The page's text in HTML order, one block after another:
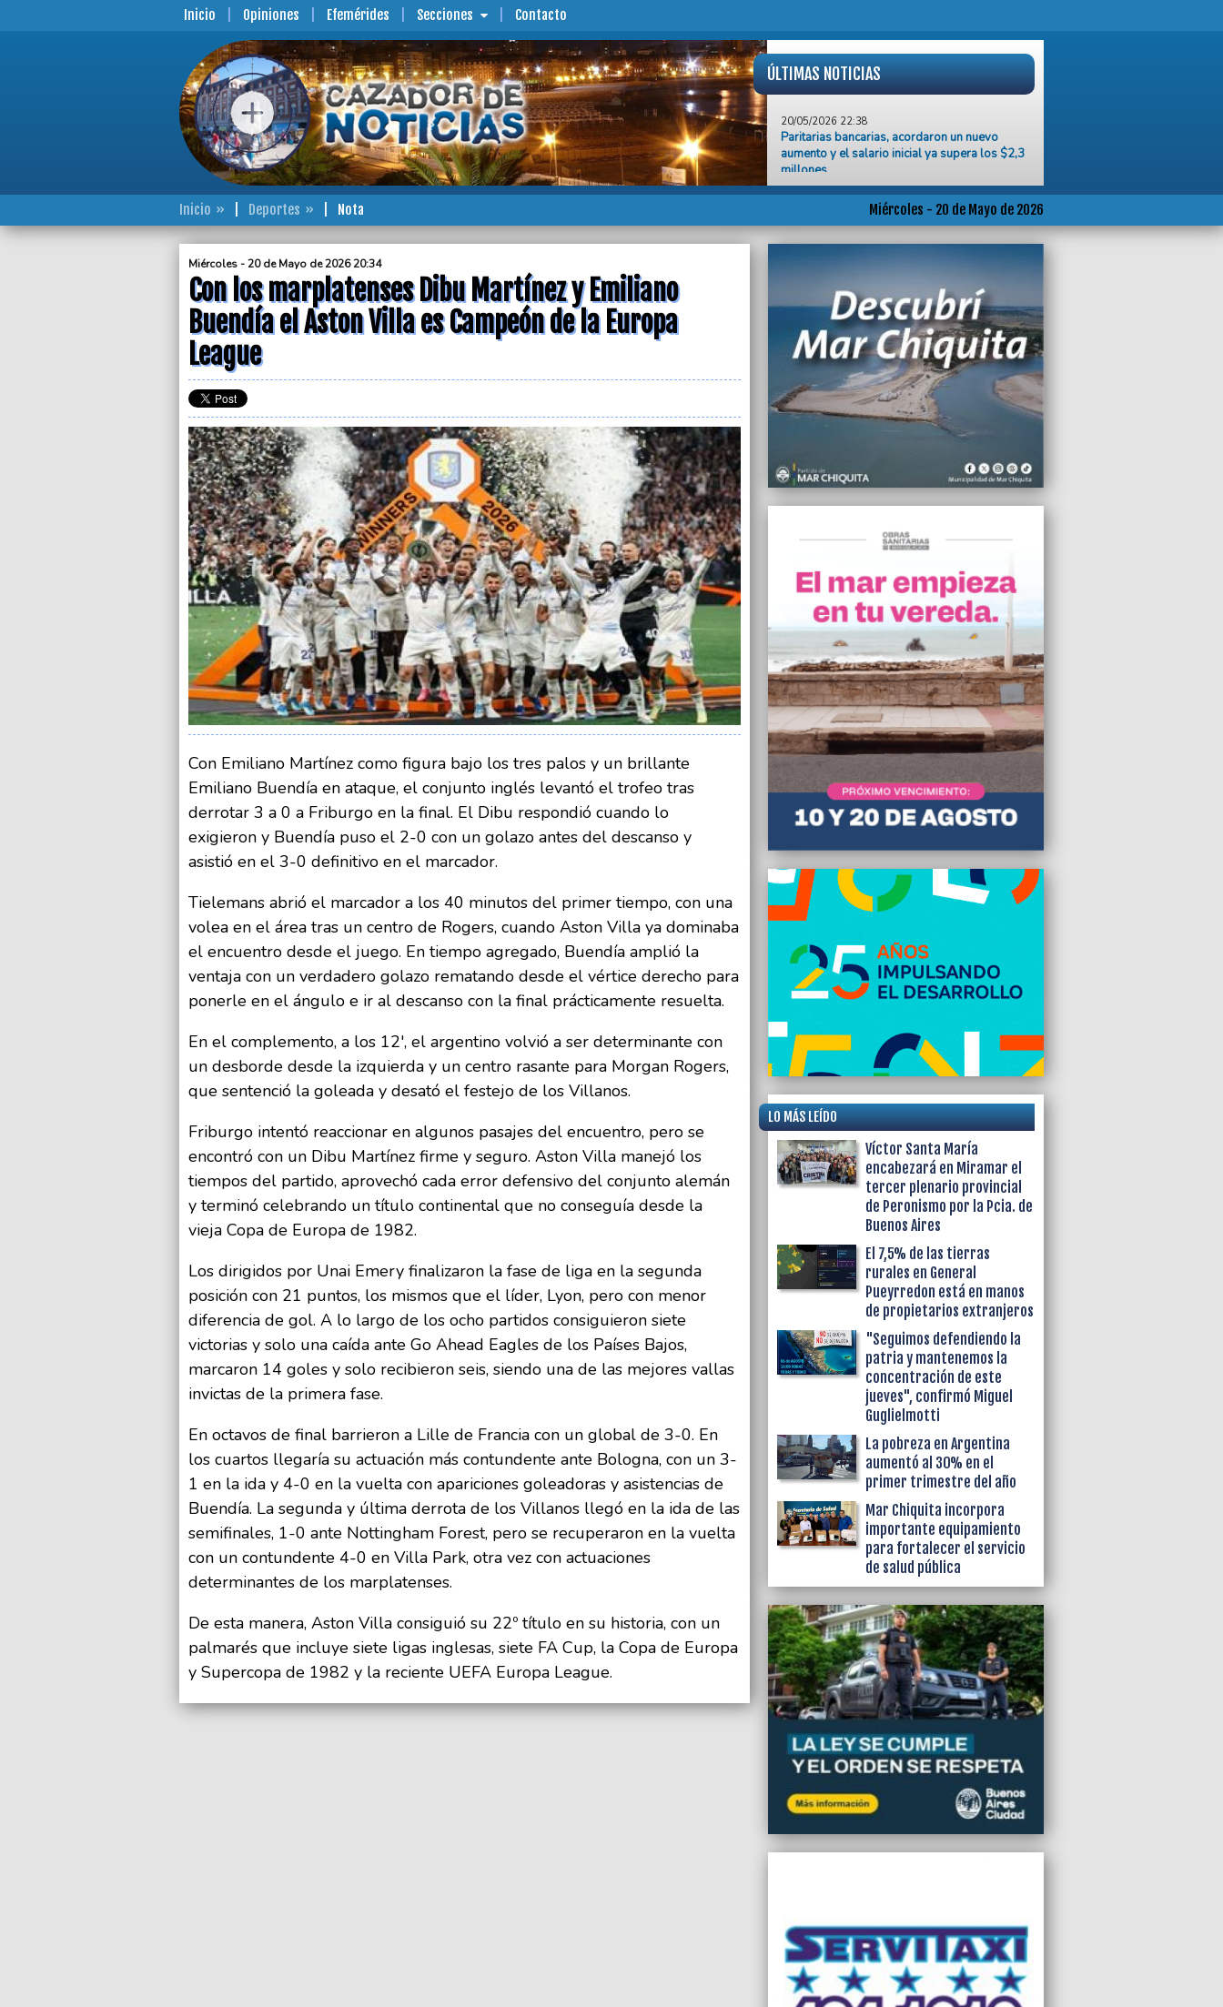
Inicio Opiniones Efemérides Secciones Contacto
ÚLTIMAS NOTICIAS
Paritarias bancarias, acordaron un nuevo
aumento y el salario inicial ya supera los $2,3
millones
20/05/2026 22:26
En Diputados, el oficialismo logró aprobar la
ley que recorta los subsidios por zona fría
Alerta en el Puerto, la flota pesquera de Mar
del Plata atraviesa una crisis histórica
20/05/2026 20:34
Con los marplatenses Dibu Martínez y
Emiliano Buendía el Aston Villa es Campeón
de la Europa League
20/05/2026 20:30
Incendio destruye un auto en la avenida Juan B.
20/05/2026 20:07
Protesta en Cancillería por la liberación de
participar de la Expo City
20/05/2026 09:33
“Proponemos una consulta participativa a los
vecinos de la zona de Alem”, manifestó
Gustavo Pulti
20/05/2026 09:30
El HCD de General Pueyrredon rechaza la
posible eliminación de Mar del Plata de la
Zona Fría
Preocupación por la presencia de ratas en la
Escuela Primaria N°31
Miércoles - 20 de Mayo de 2026
Inicio Deportes Nota
Miércoles - 20 de Mayo de 2026 20:34
Con los marplatenses Dibu Martínez y Emiliano
Buendía el Aston Villa es Campeón de la Europa
League
Con Emiliano Martínez como figura bajo los tres palos y un brillante
Emiliano Buendía en ataque, el conjunto inglés levantó el trofeo tras
derrotar 3 a 0 a Friburgo en la final. El Dibu respondió cuando lo
exigieron y Buendía puso el 2-0 con un golazo antes del descanso y
asistió en el 3-0 definitivo en el marcador.
Tielemans abrió el marcador a los 40 minutos del primer tiempo, con una
volea en el área tras un centro de Rogers, cuando Aston Villa ya dominaba
el encuentro desde el juego. En tiempo agregado, Buendía amplió la
ventaja con un verdadero golazo rematando desde el vértice derecho para
ponerle en el ángulo e ir al descanso con la final prácticamente resuelta.
En el complemento, a los 12', el argentino volvió a ser determinante con
un desborde desde la izquierda y un centro rasante para Morgan Rogers,
que sentenció la goleada y desató el festejo de los Villanos.
Friburgo intentó reaccionar en algunos pasajes del encuentro, pero se
encontró con un Dibu Martínez firme y seguro. Aston Villa manejó los
tiempos del partido, aprovechó cada error defensivo del conjunto alemán
y terminó celebrando un título continental que no conseguía desde la
vieja Copa de Europa de 1982.
Los dirigidos por Unai Emery finalizaron la fase de liga en la segunda
posición con 21 puntos, los mismos que el líder, Lyon, pero con menor
diferencia de gol. A lo largo de los ocho partidos consiguieron siete
victorias y solo una caída ante Go Ahead Eagles de los Países Bajos,
marcaron 14 goles y solo recibieron seis, siendo una de las mejores vallas
invictas de la primera fase.
En octavos de final barrieron a Lille de Francia con un global de 3-0. En
los cuartos llegaría su actuación más contundente ante Bologna, con un 3-
1 en la ida y 4-0 en la vuelta con apariciones goleadoras y asistencias de
Buendía. La segunda y última derrota de los Villanos llegó en la ida de las
semifinales, 1-0 ante Nottingham Forest, pero se recuperaron en la vuelta
con un contundente 4-0 en Villa Park, otra vez con actuaciones
determinantes de los marplatenses.
De esta manera, Aston Villa consiguió su 22º título en su historia, con un
palmarés que incluye siete ligas inglesas, siete FA Cup, la Copa de Europa
y Supercopa de 1982 y la reciente UEFA Europa League.
LO MÁS LEÍDO
Víctor Santa María
encabezará en Miramar el
tercer plenario provincial
de Peronismo por la Pcia. de
Buenos Aires
El 7,5% de las tierras
rurales en General
Pueyrredon está en manos
de propietarios extranjeros
"Seguimos defendiendo la
patria y mantenemos la
concentración de este
jueves", confirmó Miguel
Guglielmotti
La pobreza en Argentina
aumentó al 30% en el
primer trimestre del año
Mar Chiquita incorpora
importante equipamiento
para fortalecer el servicio
de salud pública